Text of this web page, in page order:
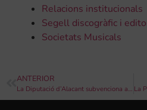
Relacions institucionals
Segell discogràfic i
Societats Musicals
ANTERIOR
La Diputació d’Alacant subvenciona a 42 Societats Musicals per a la compra de partitures